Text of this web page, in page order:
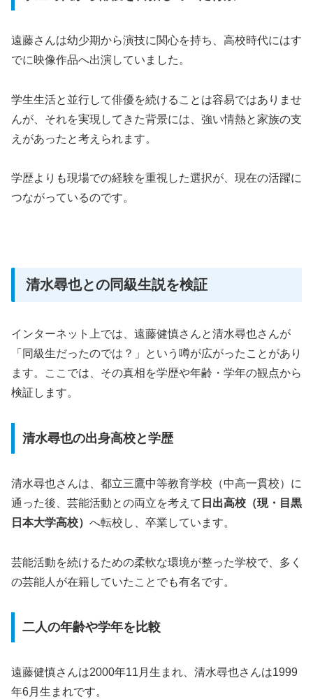
遠藤さんは幼少期から演技に関心を持ち、高校時代にはす
でに映像作品へ出演していました。
学生生活と並行して俳優を続けることは容易ではありませ
んが、それを実現してきた背景には、強い情熱と家族の支
えがあったと考えられます。
学歴よりも現場での経験を重視した選択が、現在の活躍に
つながっているのです。
清水尋也との同級生説を検証
インターネット上では、遠藤健慎さんと清水尋也さんが
「同級生だったのでは？」という噂が広がったことがあり
ます。ここでは、その真相を学歴や年齢・学年の観点から
検証します。
清水尋也の出身高校と学歴
清水尋也さんは、都立三鷹中等教育学校（中高一貫校）に
通った後、芸能活動との両立を考えて 日出高校（現・目黒
日本大学高校） へ転校し、卒業しています。
芸能活動を続けるための柔軟な環境が整った学校で、多く
の芸能人が在籍していたことでも有名です。
二人の年齢や学年を比較
遠藤健慎さんは2000年11月生まれ、清水尋也さんは1999
年6月生まれです。